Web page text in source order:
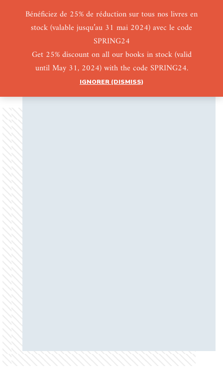
Bénéficiez de 25% de réduction sur tous nos livres en
stock (valable jusqu’au 31 mai 2024) avec le code
SPRING24
Get 25% discount on all our books in stock (valid
until May 31, 2024) with the code SPRING24.
IGNORER (DISMISS)
0 0